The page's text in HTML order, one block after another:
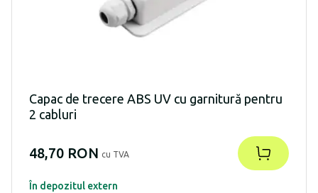
Capac de trecere ABS UV cu garnitură pentru
2 cabluri
48,70 RON cu TVA
În depozitul extern